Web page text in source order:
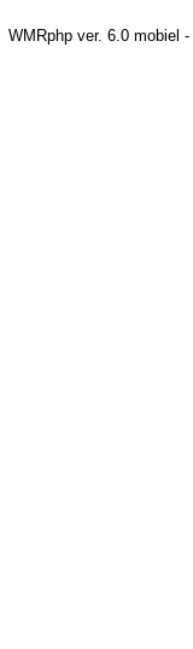
WMRphp ver. 6.0 mobiel -